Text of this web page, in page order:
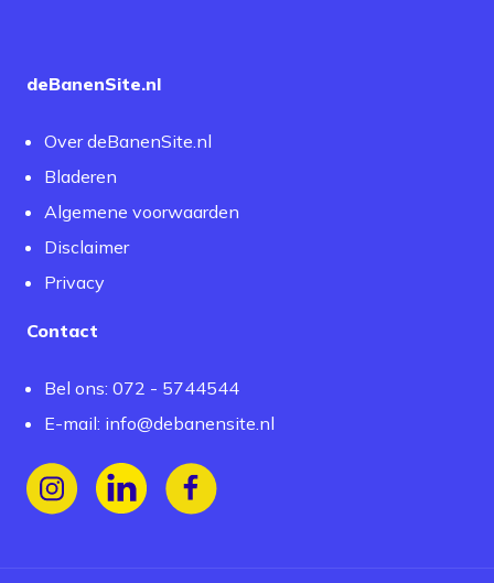
deBanenSite.nl
Over deBanenSite.nl
Bladeren
Algemene voorwaarden
Disclaimer
Privacy
Contact
Bel ons: 072 - 5744544
E-mail: info@debanensite.nl